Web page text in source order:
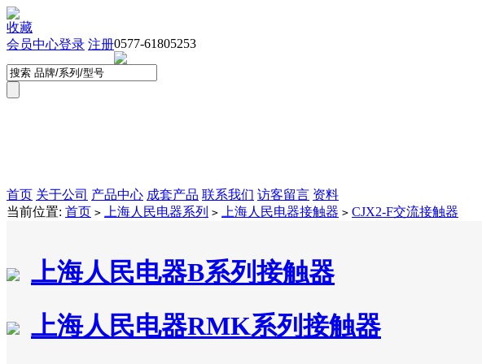
收藏
0577-61805253
登录 注册
会员中心
首页 关于公司 产品中心 成套产品 联系我们 访客留言 资料
当前位置: 首页 > 上海人民电器系列 > 上海人民电器接触器 > CJX2-F交流接触器
上海人民电器B系列接触器
上海人民电器RMK系列接触器